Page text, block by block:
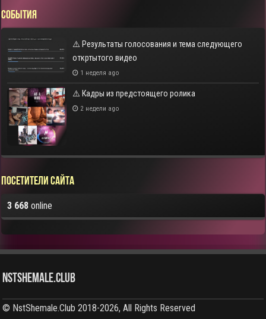
СОБЫТИЯ
⚠️ Результаты голосования и тема следующего
откртытого видео
1 неделя ago
⚠️ Кадры из предстоящего ролика
2 недели ago
Посетители сайта
3 668 online
NstShemale.Club
© NstShemale.Club 2018-2026, All Rights Reserved